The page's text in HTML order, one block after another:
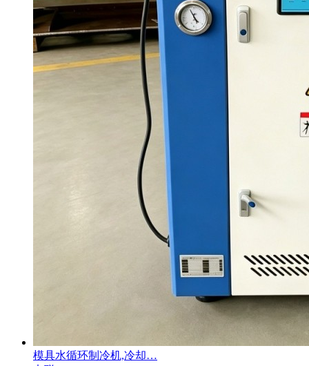
模具水循环制冷机,冷却…